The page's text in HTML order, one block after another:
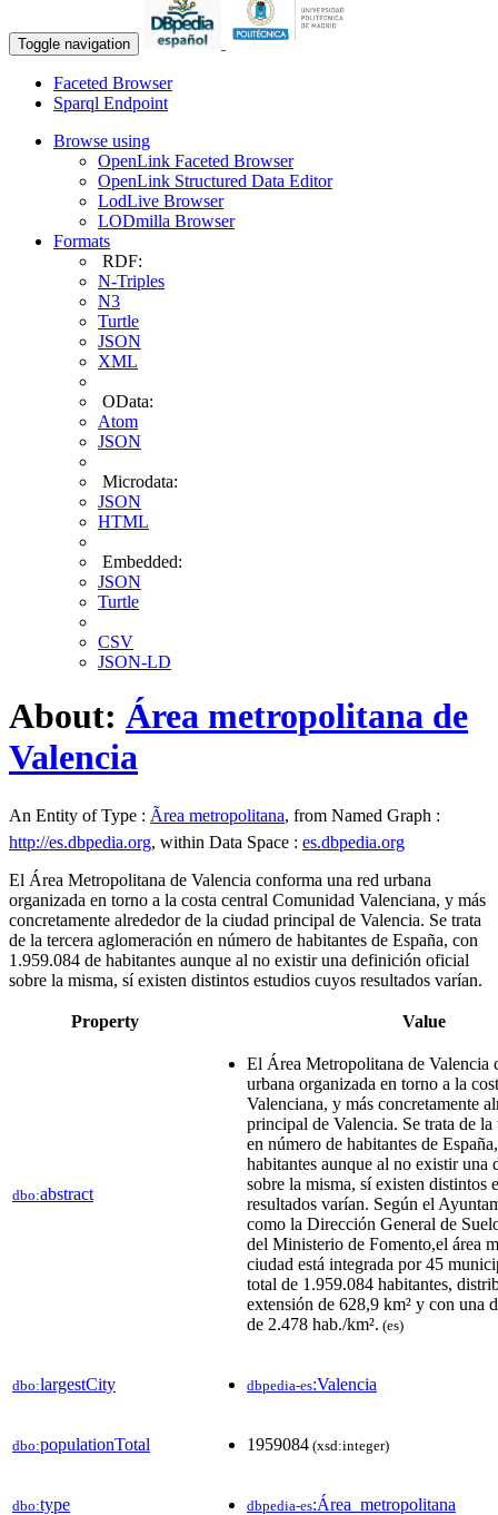
Toggle navigation
Faceted Browser
Sparql Endpoint
Browse using
OpenLink Faceted Browser
OpenLink Structured Data Editor
LodLive Browser
LODmilla Browser
Formats
RDF:
N-Triples
N3
Turtle
JSON
XML
OData:
Atom
JSON
Microdata:
JSON
HTML
Embedded:
JSON
Turtle
CSV
JSON-LD
About: Área metropolitana de
Valencia
An Entity of Type : Ãrea metropolitana, from Named Graph :
http://es.dbpedia.org, within Data Space : es.dbpedia.org
El Área Metropolitana de Valencia conforma una red urbana
organizada en torno a la costa central Comunidad Valenciana, y más
concretamente alrededor de la ciudad principal de Valencia. Se trata
de la tercera aglomeración en número de habitantes de España, con
1.959.084 de habitantes aunque al no existir una definición oficial
sobre la misma, sí existen distintos estudios cuyos resultados varían.
Property Value
dbo:abstract
El Área Metropolitana de Valencia
urbana organizada en torno a la
Valenciana, y más concretamente
principal de Valencia. Se trata de
en número de habitantes de
habitantes aunque al no existir
sobre la misma, sí existen distintos
resultados varían. Según el
como la Dirección General de
del Ministerio de Fomento,​el área
ciudad está integrada por 45
total de 1.959.084 habitantes,
extensión de 628,9 km² y con una
de 2.478 hab./km². (es)
dbo:largestCity dbpedia-es:Valencia
dbo:populationTotal 1959084 (xsd:integer)
dbo:type dbpedia-es:Área_metropolitana